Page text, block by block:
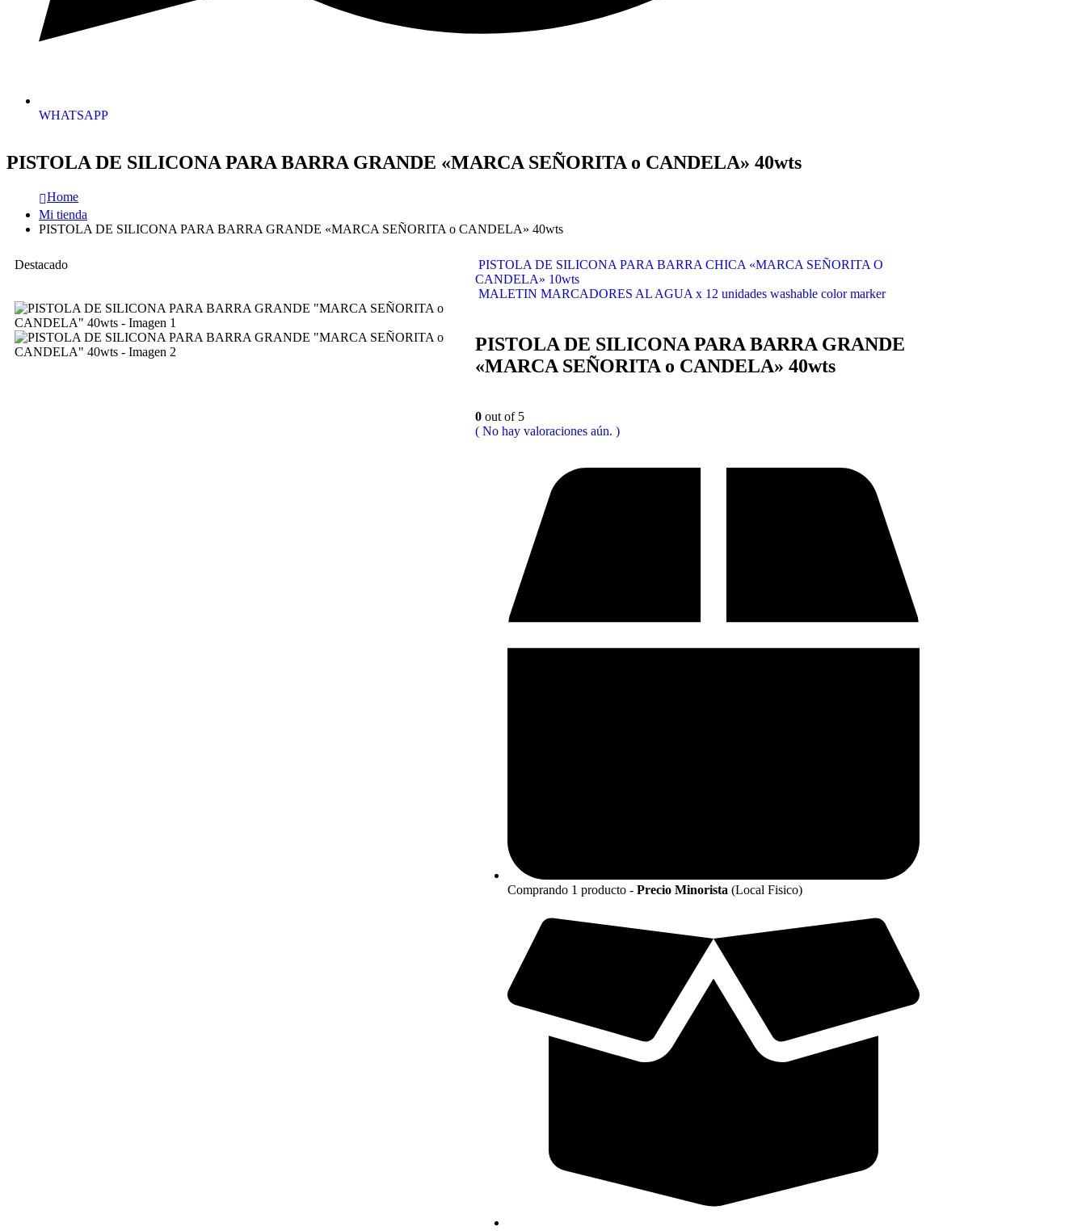
WHATSAPP
PISTOLA DE SILICONA PARA BARRA GRANDE «MARCA SEÑORITA o CANDELA» 40wts
Home
Mi tienda
PISTOLA DE SILICONA PARA BARRA GRANDE «MARCA SEÑORITA o CANDELA» 40wts
Destacado
PISTOLA DE SILICONA PARA BARRA CHICA «MARCA SEÑORITA O
CANDELA» 10wts
MALETIN MARCADORES AL AGUA x 12 unidades washable color marker
PISTOLA DE SILICONA PARA BARRA GRANDE
«MARCA SEÑORITA o CANDELA» 40wts
0 out of 5
( No hay valoraciones aún. )
Comprando 1 producto - Precio Minorista (Local Fisico)